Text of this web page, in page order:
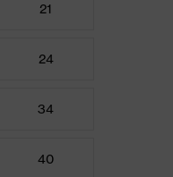
21
24
34
40